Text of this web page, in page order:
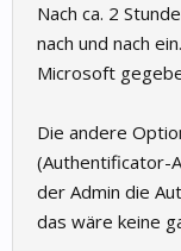
Nach ca. 2
nach und nach
Microsoft
Die andere
(Authentificator-
der Admin die
das wäre keine